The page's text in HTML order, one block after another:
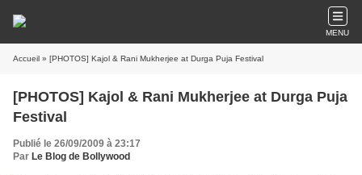
MENU
Accueil » [PHOTOS] Kajol & Rani Mukherjee at Durga Puja Festival
[PHOTOS] Kajol & Rani Mukherjee at Durga Puja
Festival
Publié le 26/09/2009 à 23:17
Par Le Blog de Bollywood